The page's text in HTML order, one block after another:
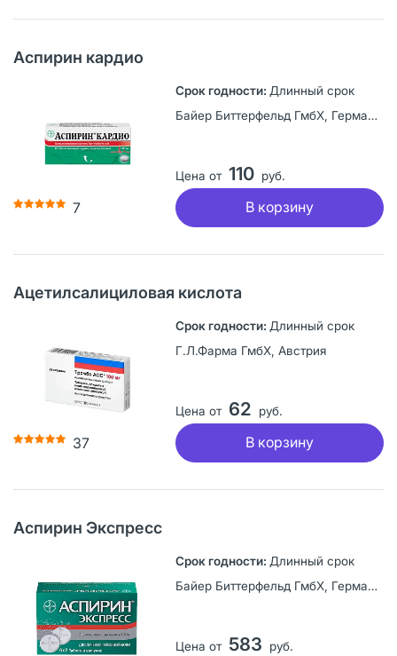
Аспирин кардио
7
Длинный срок
Байер Биттерфельд ГмбХ, Германия
Цена от 110 руб.
В корзину
Ацетилсалициловая кислота
37
Длинный срок
Г.Л.Фарма ГмбХ, Австрия
Цена от 62 руб.
В корзину
Аспирин Экспресс
Длинный срок
Байер Биттерфельд ГмбХ, Германия
Цена от 583 руб.